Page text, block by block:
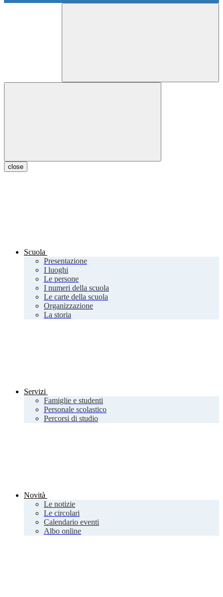
close
Scuola
Presentazione
I luoghi
Le persone
I numeri della scuola
Le carte della scuola
Organizzazione
La storia
Servizi
Famiglie e studenti
Personale scolastico
Percorsi di studio
Novità
Le notizie
Le circolari
Calendario eventi
Albo online